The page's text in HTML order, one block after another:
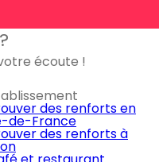
écoute !
des renforts en
de-France
des renforts à